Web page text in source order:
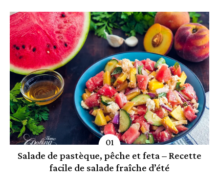
Salade de pastèque, pêche et feta – Recette
facile de salade fraîche d’été